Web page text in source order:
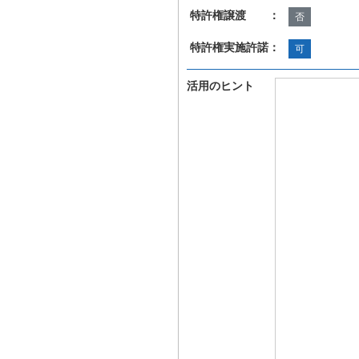
特許権譲渡 ： 否
特許権実施許諾： 可
活用のヒント